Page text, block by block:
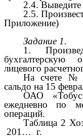
2.4. Выведите
2.5.
Приложение)
Задание 1.
1.
бухгалтерскую
лицевого
На счете №
сальдо на 15
ОАО
ежедневно по
операций.
Таблица 2
201… г.